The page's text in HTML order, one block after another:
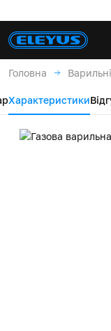
Головна
Характеристики